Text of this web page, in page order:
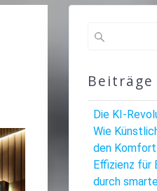
Beiträge
Die KI-
Wie
den
Effizienz für
durch